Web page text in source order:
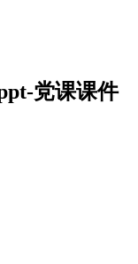
党课课件